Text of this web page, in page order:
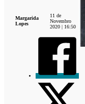
Margarida
Lopes
11 de
Novembro
2020 | 16:50